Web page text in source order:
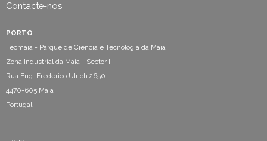
Contacte-nos
PORTO
Tecmaia - Parque de Ciência e Tecnologia da Maia
Zona Industrial da Maia - Sector I
Rua Eng. Frederico Ulrich 2650
4470-605 Maia
Portugal